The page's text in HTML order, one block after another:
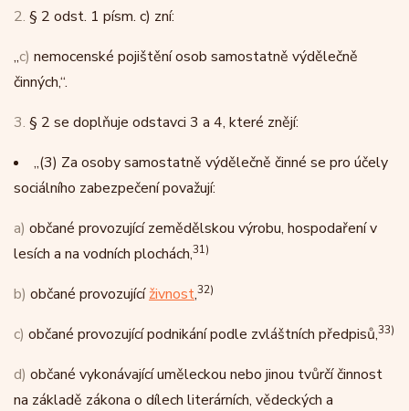
2. § 2 odst. 1 písm. c) zní:
„c) nemocenské pojištění osob samostatně výdělečně
činných,“.
3. § 2 se doplňuje odstavci 3 a 4, které znějí:
„(3) Za osoby samostatně výdělečně činné se pro účely
sociálního zabezpečení považují:
a) občané provozující zemědělskou výrobu, hospodaření v
lesích a na vodních plochách,31)
b) občané provozujícíživnost,32)
c) občané provozující podnikání podle zvláštních předpisů,33)
d) občané vykonávající uměleckou nebo jinou tvůrčí činnost
na základě zákona o dílech literárních, vědeckých a